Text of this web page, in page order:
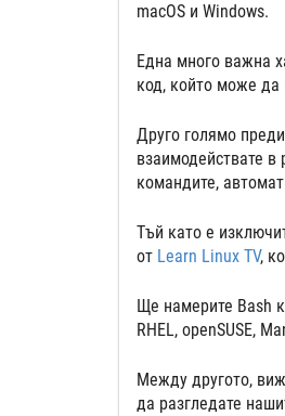
macOS и Windows.
Една много важна
код, който може да
Друго голямо
взаимодействате
командите,
Тъй като е
от Learn Linux TV,
Ще намерите Bash
RHEL, openSUSE,
Между другото,
да разгледате